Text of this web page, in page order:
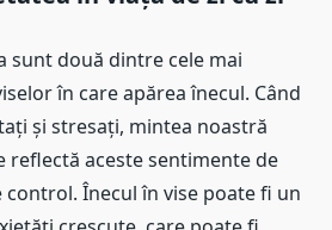
sunt două dintre cele mai
în care apărea înecul. Când
și stresați, mintea noastră
reflectă aceste sentimente de
control. Înecul în vise poate fi un